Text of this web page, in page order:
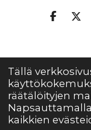
Tällä
räätälöityjen
Napsauttamalla
kaikkien
J
J
© 2025 - 2026